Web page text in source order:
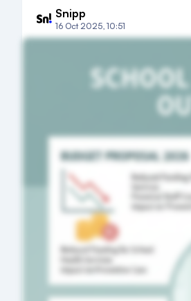
Snipp
16 Oct 2025, 10:51